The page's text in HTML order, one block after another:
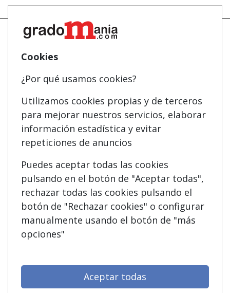
Mapa
Quienes somos
Tarifas publicidad
Acceso Usuarios
Cursos FP
Conferencias
Cursos de Formación
Oposiciones
Contactar
Confidencialidad
Copyleft
SÍGUENOS EN:
Grupo formazion:
Cookies
¿Por qué usamos cookies?
Utilizamos cookies propias y de terceros
para mejorar nuestros servicios, elaborar
información estadística y evitar
repeticiones de anuncios
Puedes aceptar todas las cookies
pulsando en el botón de "Aceptar todas",
rechazar todas las cookies pulsando el
botón de "Rechazar cookies" o configurar
manualmente usando el botón de "más
opciones"
Aceptar todas